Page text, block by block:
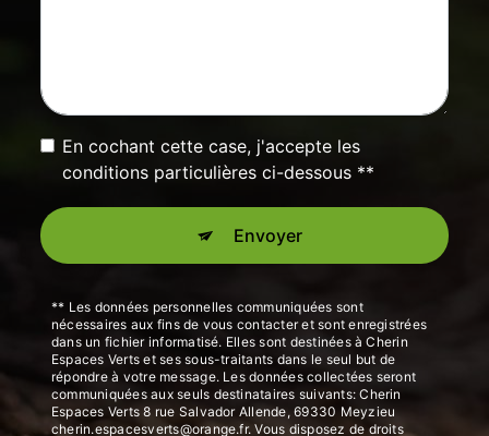
En cochant cette case, j'accepte les
conditions particulières ci-dessous **
Envoyer
** Les données personnelles communiquées sont
nécessaires aux fins de vous contacter et sont enregistrées
dans un fichier informatisé. Elles sont destinées à Cherin
Espaces Verts et ses sous-traitants dans le seul but de
répondre à votre message. Les données collectées seront
communiquées aux seuls destinataires suivants: Cherin
Espaces Verts 8 rue Salvador Allende, 69330 Meyzieu
cherin.espacesverts@orange.fr. Vous disposez de droits